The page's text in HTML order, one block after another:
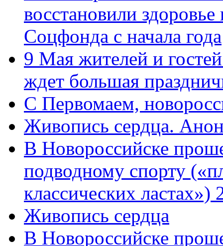
восстановили
Соцфонда с начала года
9 Мая жителей и
ждет большая
C Первомаем,
Живопись сердца.
В Новороссийске
подводному спорту
классических
Живопись сердца
В Новороссийске